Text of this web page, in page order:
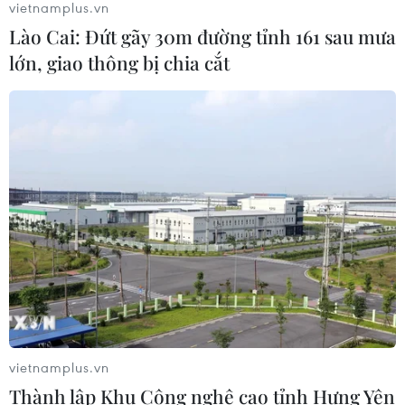
CƠ QUAN CHỦ QUẢN: THÔNG TẤN XÃ VIỆT NAM
Sở hữu trí tuệ
Quy định sử dụng
RSS
Hỗ trợ
Ngôn ngữ
TTXVN
Dịch vụ tin
Quảng cáo
Liên hệ
vietnamplus.vn
Lào Cai: Đứt gãy 30m đường tỉnh 161 sau mưa
lớn, giao thông bị chia cắt
vietnamplus.vn
Thành lập Khu Công nghệ cao tỉnh Hưng Yên